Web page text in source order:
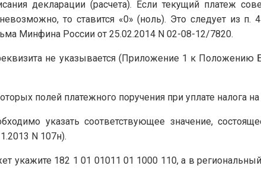
декларации (расчета). Если текущий платеж
то ставится «0» (ноль). Это следует из
Минфина России от 25.02.2014 N 02-08-12/7820.
не указывается (Приложение 1 к Положению
полей платежного поручения при уплате налога
указать соответствующее значение,
N 107н).
укажите 182 1 01 01011 01 1000 110, а в